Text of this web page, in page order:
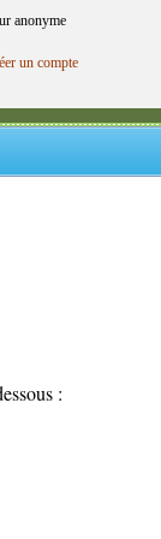
anonyme
un compte
: